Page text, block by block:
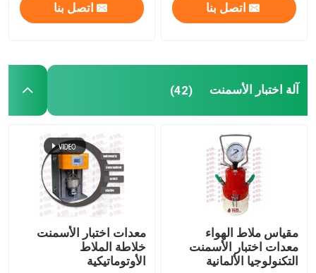
اتصل بنا اتصل بنا
آلة اختبار الأسمنت (42)
مقياس ملاط ​​الهواء
معدات اختبار الأسمنت
التكنولوجيا الألمانية
معدات اختبار الأسمنت
خلاطة الملاط
الأوتوماتيكية